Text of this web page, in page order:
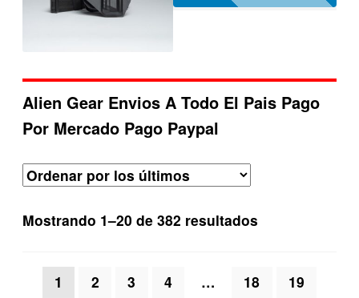
Alien Gear Envios A Todo El Pais Pago
Por Mercado Pago Paypal
Mostrando 1–20 de 382 resultados
últimos
1 2 3 4 … 18
19